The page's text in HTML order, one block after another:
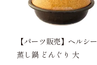
【パーツ販売】ヘルシー
蒸し鍋 どんぐり 大